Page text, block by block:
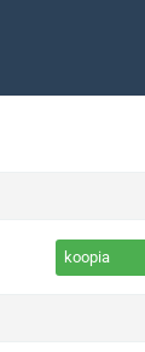
koopia